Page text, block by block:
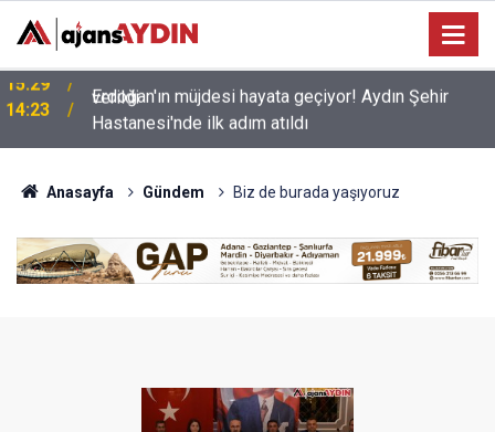
14:23
Erdoğan'ın müjdesi hayata geçiyor! Aydın Şehir
Hastanesi'nde ilk adım atıldı
Anasayfa Gündem Biz de burada yaşıyoruz